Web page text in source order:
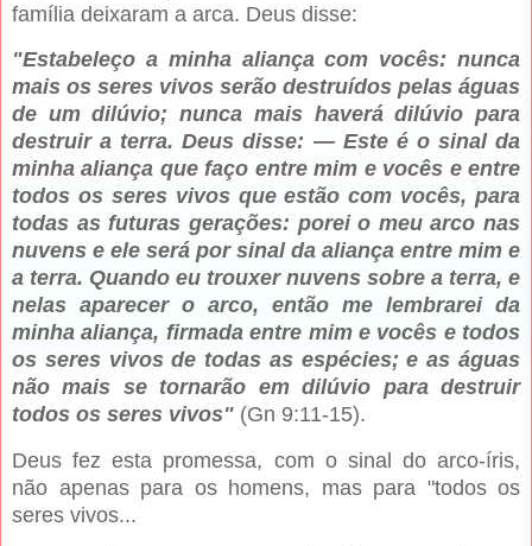
família deixaram a arca. Deus disse:
"Estabeleço a minha aliança com vocês: nunca
mais os seres vivos serão destruídos pelas águas
de um dilúvio; nunca mais haverá dilúvio para
destruir a terra. Deus disse: — Este é o sinal da
minha aliança que faço entre mim e vocês e entre
todos os seres vivos que estão com vocês, para
todas as futuras gerações: porei o meu arco nas
nuvens e ele será por sinal da aliança entre mim e
a terra. Quando eu trouxer nuvens sobre a terra, e
nelas aparecer o arco, então me lembrarei da
minha aliança, firmada entre mim e vocês e todos
os seres vivos de todas as espécies; e as águas
não mais se tornarão em dilúvio para destruir
todos os seres vivos" (Gn 9:11-15).
Deus fez esta promessa, com o sinal do arco-íris,
não apenas para os homens, mas para "todos os
seres vivos...